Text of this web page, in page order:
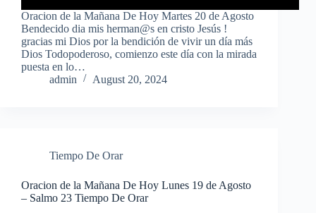
Oracion de la Mañana De Hoy Martes 20 de Agosto
Bendecido dia mis herman@s en cristo Jesús !
gracias mi Dios por la bendición de vivir un día más
Dios Todopoderoso, comienzo este día con la mirada
puesta en lo…
admin
August 20, 2024
Tiempo De Orar
Oracion de la Mañana De Hoy Lunes 19 de Agosto
– Salmo 23 Tiempo De Orar